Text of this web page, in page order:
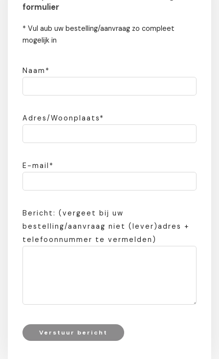
formulier
* Vul aub uw bestelling/aanvraag zo compleet
mogelijk in
Naam*
Adres/Woonplaats*
E-mail*
Bericht: (vergeet bij uw
bestelling/aanvraag niet (lever)adres +
telefoonnummer te vermelden)
Verstuur bericht